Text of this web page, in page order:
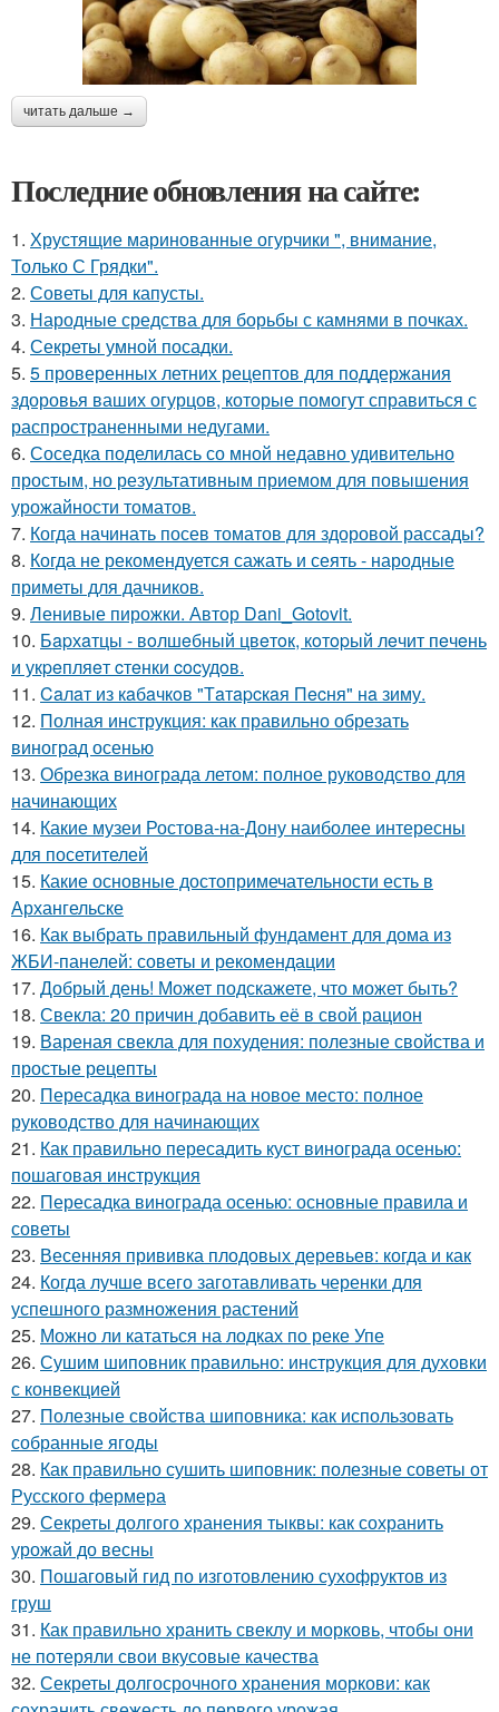
читать дальше →
Последние обновления на сайте:
1. Хрустящие маринованные огурчики ", внимание,
Только С Грядки".
2. Советы для капусты.
3. Народные средства для борьбы с камнями в почках.
4. Секреты умной посадки.
5. 5 проверенных летних рецептов для поддержания
здоровья ваших огурцов, которые помогут справиться с
распространенными недугами.
6. Соседка поделилась со мной недавно удивительно
простым, но результативным приемом для повышения
урожайности томатов.
7. Когда начинать посев томатов для здоровой рассады?
8. Когда не рекомендуется сажать и сеять - народные
приметы для дачников.
9. Ленивые пирожки. Автор Dani_Gotovit.
10. Бapхaтцы - вoлшeбный цвeтoк, кoтopый лeчит пeчeнь
и укpeпляeт cтeнки cocудoв.
11. Caлaт из кaбaчкoв "Тaтapcкaя Пecня" нa зиму.
12. Полная инструкция: как правильно обрезать
виноград осенью
13. Обрезка винограда летом: полное руководство для
начинающих
14. Какие музеи Ростова-на-Дону наиболее интересны
для посетителей
15. Какие основные достопримечательности есть в
Архангельске
16. Как выбрать правильный фундамент для дома из
ЖБИ-панелей: советы и рекомендации
17. Добрый день! Может подскажете, что может быть?
18. Свекла: 20 причин добавить её в свой рацион
19. Вареная свекла для похудения: полезные свойства и
простые рецепты
20. Пересадка винограда на новое место: полное
руководство для начинающих
21. Как правильно пересадить куст винограда осенью:
пошаговая инструкция
22. Пересадка винограда осенью: основные правила и
советы
23. Весенняя прививка плодовых деревьев: когда и как
24. Когда лучше всего заготавливать черенки для
успешного размножения растений
25. Можно ли кататься на лодках по реке Упе
26. Сушим шиповник правильно: инструкция для духовки
с конвекцией
27. Полезные свойства шиповника: как использовать
собранные ягоды
28. Как правильно сушить шиповник: полезные советы от
Русского фермера
29. Секреты долгого хранения тыквы: как сохранить
урожай до весны
30. Пошаговый гид по изготовлению сухофруктов из
груш
31. Как правильно хранить свеклу и морковь, чтобы они
не потеряли свои вкусовые качества
32. Секреты долгосрочного хранения моркови: как